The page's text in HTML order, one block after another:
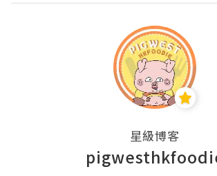
星級博客